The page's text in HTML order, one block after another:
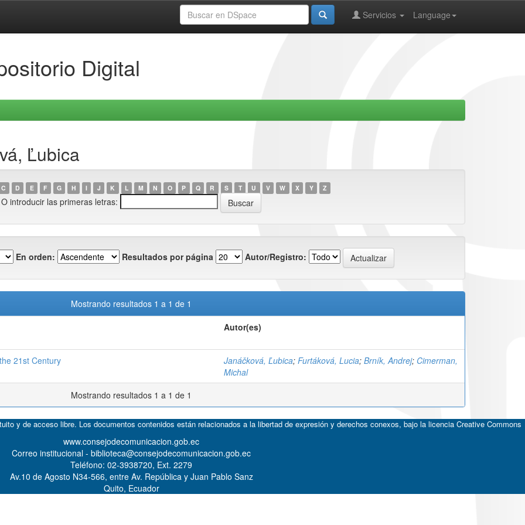
Language
Servicios
Digital
Ľubica
C D E F G H I J K L M N O P Q R S T U V W X Y Z
O introducir las primeras letras:
En orden: Resultados por página Autor/Registro:
Mostrando resultados 1 a 1 de 1
Autor(es)
21st Century Janáčková, Ľubica; Furtáková, Lucia; Brník, Andrej; Cimerman,
Michal
Mostrando resultados 1 a 1 de 1
y de acceso libre. Los documentos contenidos están relacionados a la libertad de expresión y derechos conexos, bajo la licencia Creative Commons
www.consejodecomunicacion.gob.ec
Correo institucional - biblioteca@consejodecomunicacion.gob.ec
Teléfono: 02-3938720, Ext. 2279
Av.10 de Agosto N34-566, entre Av. República y Juan Pablo Sanz
Quito, Ecuador